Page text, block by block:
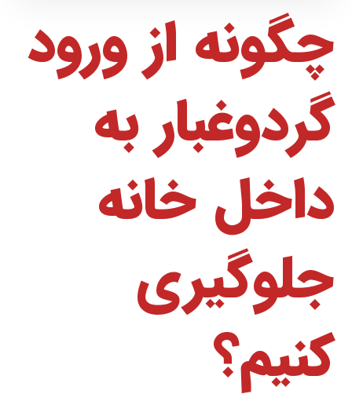
چگونه از ورود
گردوغبار به
داخل خانه
جلوگیری
کنیم؟